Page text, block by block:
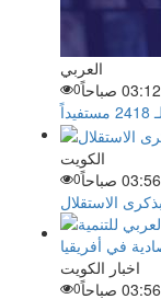
العربي
0
الكويت
0
الاستقلال
اخبار الكويت
0